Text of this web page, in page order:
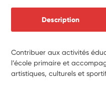
Description
Contribuer aux activités
l’école primaire et
artistiques, culturels et